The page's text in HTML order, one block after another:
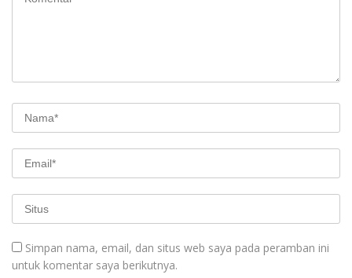
Simpan nama, email, dan situs web saya pada peramban ini
untuk komentar saya berikutnya.